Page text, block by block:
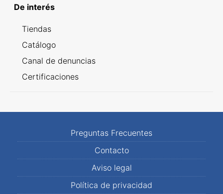
De interés
Tiendas
Catálogo
Canal de denuncias
Certificaciones
Preguntas Frecuentes
Contacto
Aviso legal
Política de privacidad